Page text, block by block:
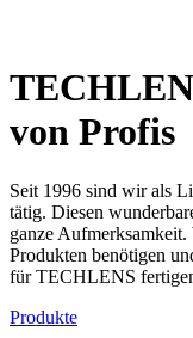
von Profis
Seit 1996 sind wir als
tätig. Diesen
ganze Aufmerksamkeit.
Produkten benötigen
für TECHLENS
Produkte